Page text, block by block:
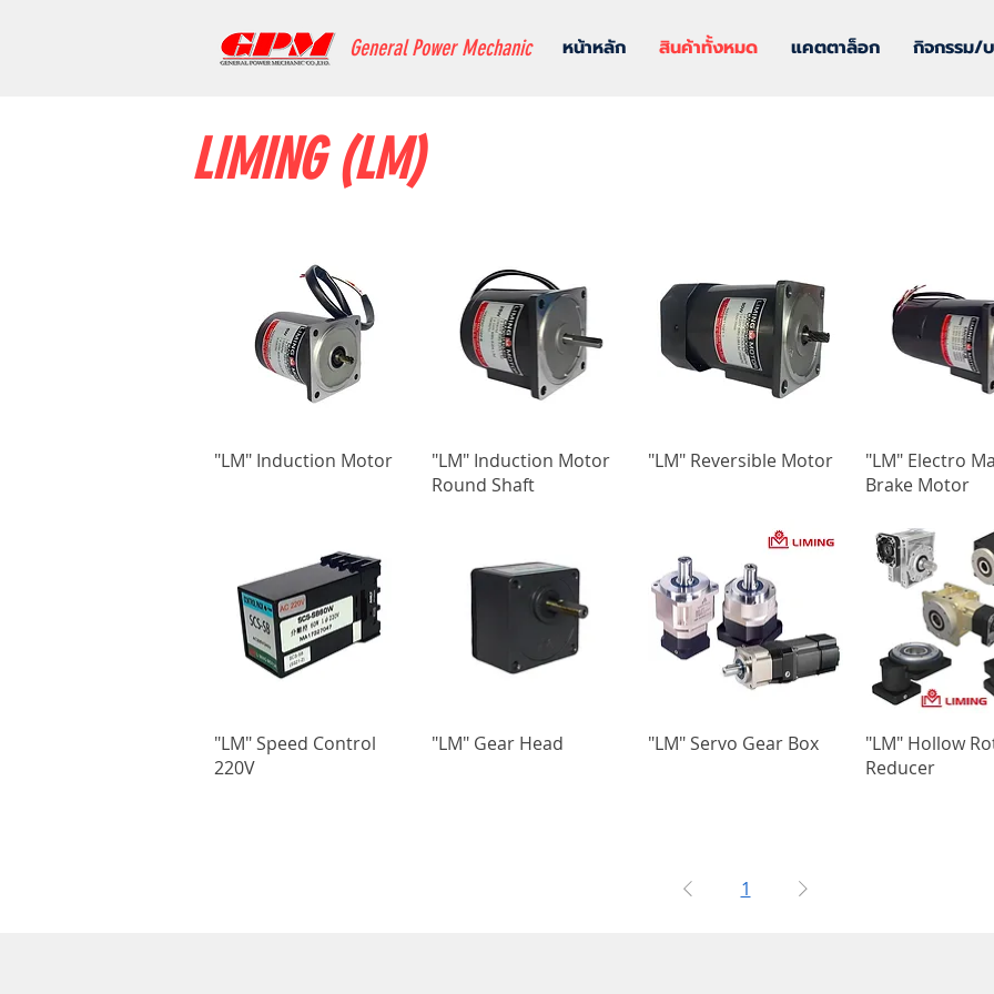
General Power Mechanic หน้าหลัก สินค้าทั้งหมด แคตตาล็อก กิจกรรม/
LIMING (LM)
"LM" Induction Motor
"LM" Induction Motor
Round Shaft
"LM" Reversible Motor
"LM" Electro
Brake Motor
"LM" Speed Control
220V
"LM" Gear Head "LM" Servo Gear Box
"LM" Hollow
Reducer
1